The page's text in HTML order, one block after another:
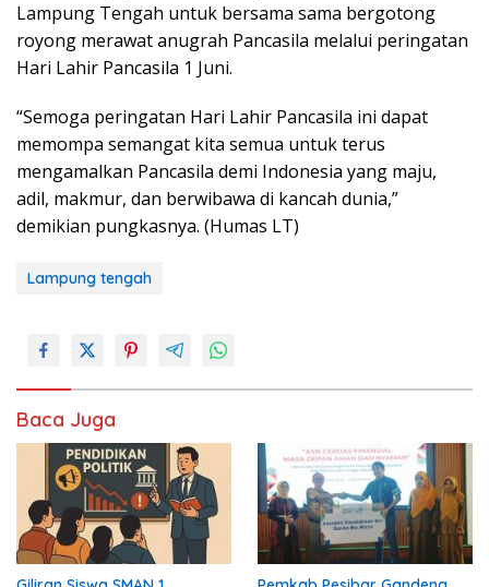
Lampung Tengah untuk bersama sama bergotong
royong merawat anugrah Pancasila melalui peringatan
Hari Lahir Pancasila 1 Juni.
“Semoga peringatan Hari Lahir Pancasila ini dapat
memompa semangat kita semua untuk terus
mengamalkan Pancasila demi Indonesia yang maju,
adil, makmur, dan berwibawa di kancah dunia,”
demikian pungkasnya. (Humas LT)
Lampung tengah
Baca Juga